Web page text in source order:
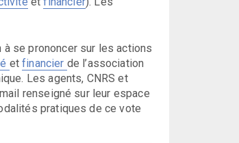
se prononcer sur les actions
etfinancier de l’association
Les agents, CNRS et
renseigné sur leur espace
pratiques de ce vote